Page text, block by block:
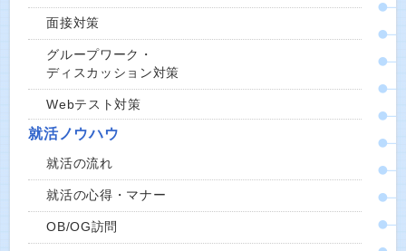
面接対策
グループワーク・
ディスカッション対策
Webテスト対策
就活ノウハウ
就活の流れ
就活の心得・マナー
OB/OG訪問